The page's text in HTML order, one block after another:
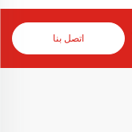
اتصل بنا